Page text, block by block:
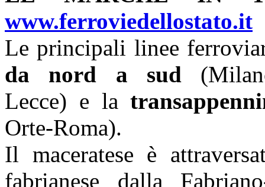
www.ferroviedellostato.it
Le principali linee
da nord a sud
Lecce) e la
Orte-Roma).
Il maceratese è
fabrianese dalla